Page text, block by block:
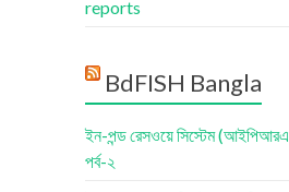
reports
BdFISH Bangla
ইন-পন্ড রেসওয়ে সিস্টেম
পর্ব-২